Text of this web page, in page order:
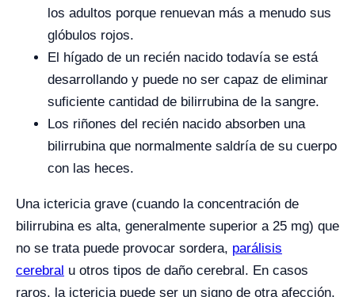
los adultos porque renuevan más a menudo sus
glóbulos rojos.
El hígado de un recién nacido todavía se está
desarrollando y puede no ser capaz de eliminar
suficiente cantidad de bilirrubina de la sangre.
Los riñones del recién nacido absorben una
bilirrubina que normalmente saldría de su cuerpo
con las heces.
Una ictericia grave (cuando la concentración de
bilirrubina es alta, generalmente superior a 25 mg) que
no se trata puede provocar sordera, parálisis
cerebral u otros tipos de daño cerebral. En casos
raros, la ictericia puede ser un signo de otra afección,